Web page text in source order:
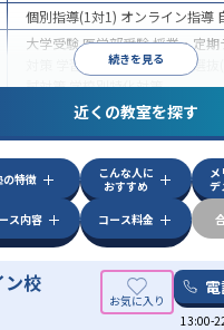
続きを見る
個別指導(1対1) オンライン指導
大学受験医学部受験授業・定期
学習習慣の定着 総合型選抜(
試対策学校別特化対策
中高一貫校生に対応授業の振替
学習にPC・タブレットを利用
科目から受講可能
近くの教室を探す
の特徴
こんな人に
おすすめ
デ
ス内容
コース料金
ン校
13:00-